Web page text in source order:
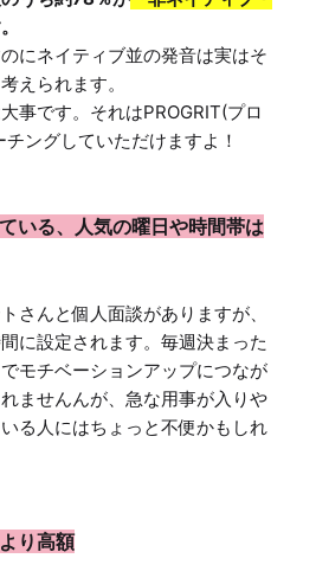
にネイティブ並の発音は実はそ
えられます。
事です。それはPROGRIT(プロ
ングしていただけますよ！
いる、人気の曜日や時間帯は
さんと個人面談がありますが、
に設定されます。毎週決まった
モチベーションアップにつなが
ませんんが、急な用事が入りや
る人にはちょっと不便かもしれ
り高額